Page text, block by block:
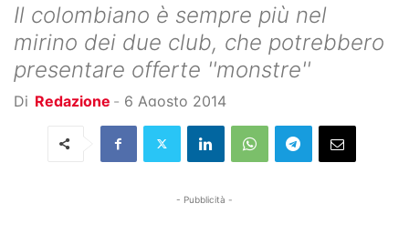
Il colombiano è sempre più nel
mirino dei due club, che potrebbero
presentare offerte ''monstre''
Di Redazione - 6 Agosto 2014
- Pubblicità -